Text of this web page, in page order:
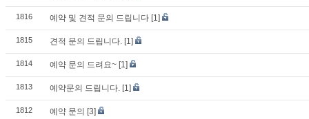
1816 예약 및 견적 문의 드립니다 [1]
1815 견적 문의 드립니다. [1]
1814 예약 문의 드려요~ [1]
1813 예약문의 드립니다. [1]
1812 예약 문의 [3]